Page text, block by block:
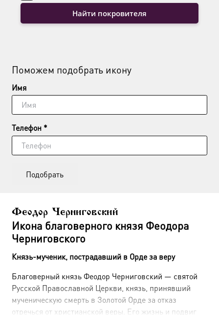
Найти покровителя
Поможем подобрать икону
Имя
Телефон *
Подобрать
Феодор Черниговский
Икона благоверного князя Феодора
Черниговского
Князь-мученик, пострадавший в Орде за веру
Благоверный князь Феодор Черниговский — святой
Русской Православной Церкви, князь, принявший
мученическую смерть в Золотой Орде за отказ
отречься от христианской веры. Его жизнь и подвиг